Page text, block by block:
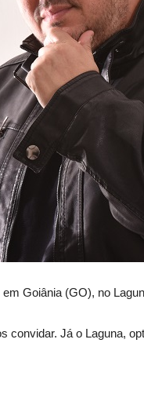
Goiânia (GO), no
convidar. Já o Laguna,